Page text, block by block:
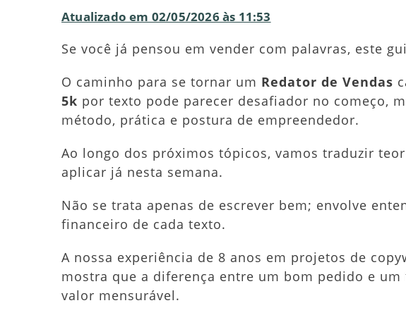
500-
Por
Texto
Atualizado em 02/05/2026 às 11:53
Se você já pensou em vender com palavras, este
O caminho para se tornar um Redator de Vendas
5k por texto pode parecer desafiador no começo,
método, prática e postura de empreendedor.
Ao longo dos próximos tópicos, vamos traduzir
aplicar já nesta semana.
Não se trata apenas de escrever bem; envolve
financeiro de cada texto.
A nossa experiência de 8 anos em projetos de
mostra que a diferença entre um bom pedido e
valor mensurável.